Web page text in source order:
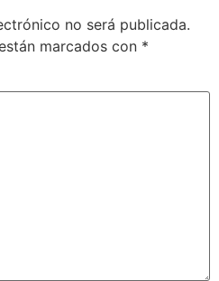
no será publicada.
marcados con *